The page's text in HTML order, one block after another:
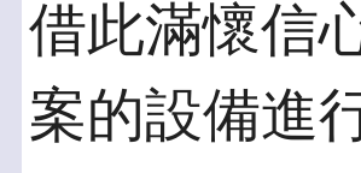
借此滿懷信
案的設備進